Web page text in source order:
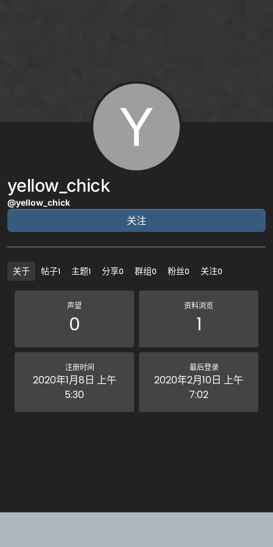
Y
yellow_chick
@yellow_chick
关注
关于 帖子1 主题1 分享0 群组0 粉丝0 关注0
声望
0
资料浏览
1
注册时间
2020年1月8日 上午
5:30
最后登录
2020年2月10日 上午
7:02